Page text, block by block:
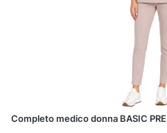
Completo medico donna BASIC